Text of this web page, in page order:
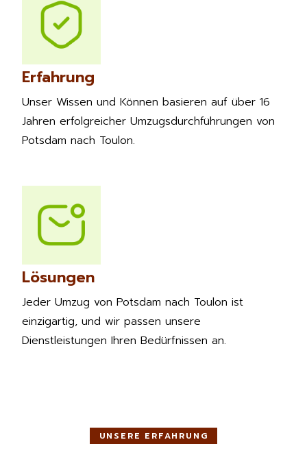
Erfahrung
Unser Wissen und Können basieren auf über 16
Jahren erfolgreicher Umzugsdurchführungen von
Potsdam nach Toulon.
Lösungen
Jeder Umzug von Potsdam nach Toulon ist
einzigartig, und wir passen unsere
Dienstleistungen Ihren Bedürfnissen an.
UNSERE ERFAHRUNG